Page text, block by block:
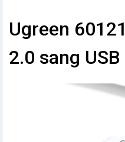
Ugreen
2.0 sang